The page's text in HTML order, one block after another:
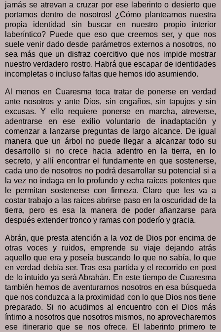
jamás se atrevan a cruzar por ese laberinto o desierto que
portamos dentro de nosotros! ¿Cómo plantearnos nuestra
propia identidad sin buscar en nuestro propio interior
laberíntico? Puede que eso que creemos ser, y que nos
suele venir dado desde parámetros externos a nosotros, no
sea más que un disfraz coercitivo que nos impide mostrar
nuestro verdadero rostro. Habrá que escapar de identidades
incompletas o incluso faltas que hemos ido asumiendo.
Al menos en Cuaresma toca tratar de ponerse en verdad
ante nosotros y ante Dios, sin engaños, sin tapujos y sin
excusas. Y ello requiere ponerse en marcha, atreverse,
adentrarse en ese exilio voluntario de inadaptación y
comenzar a lanzarse preguntas de largo alcance. De igual
manera que un árbol no puede llegar a alcanzar todo su
desarrollo si no crece hacia adentro en la tierra, en lo
secreto, y allí encontrar el fundamente en que sostenerse,
cada uno de nosotros no podrá desarrollar su potencial si a
la vez no indaga en lo profundo y echa raíces potentes que
le permitan sostenerse con firmeza. Claro que les va a
costar trabajo a las raíces abrirse paso en la oscuridad de la
tierra, pero es esa la manera de poder afianzarse para
después extender tronco y ramas con poderío y gracia.
Abrán, que presta atención a la voz de Dios por encima de
otras voces y ruidos, emprende su viaje dejando atrás
aquello que era y poseía buscando lo que no sabía, lo que
en verdad debía ser. Tras esa partida y el recorrido en post
de lo intuido ya será Abrahán. En este tiempo de Cuaresma
también hemos de aventurarnos nosotros en esa búsqueda
que nos conduzca a la proximidad con lo que Dios nos tiene
preparado. Si no acudimos al encuentro con el Dios más
íntimo a nosotros que nosotros mismos, no aprovecharemos
ese itinerario que se nos ofrece. El laberinto primero te